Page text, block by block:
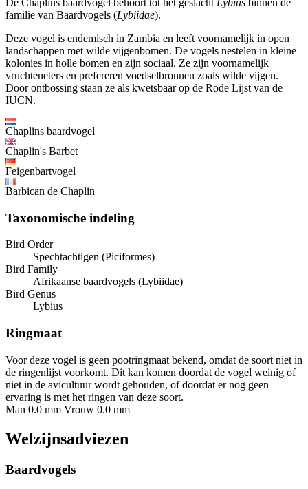
De Chaplins baardvogel behoort tot het geslacht Lybius binnen de
familie van Baardvogels (Lybiidae).
Deze vogel is endemisch in Zambia en leeft voornamelijk in open
landschappen met wilde vijgenbomen. De vogels nestelen in kleine
kolonies in holle bomen en zijn sociaal. Ze zijn voornamelijk
vruchteneters en prefereren voedselbronnen zoals wilde vijgen.
Door ontbossing staan ze als kwetsbaar op de Rode Lijst van de
IUCN.
Chaplins baardvogel
Chaplin's Barbet
Feigenbartvogel
Barbican de Chaplin
Taxonomische indeling
Bird Order
Spechtachtigen (Piciformes)
Bird Family
Afrikaanse baardvogels (Lybiidae)
Bird Genus
Lybius
Ringmaat
Voor deze vogel is geen pootringmaat bekend, omdat de soort niet in
de ringenlijst voorkomt. Dit kan komen doordat de vogel weinig of
niet in de avicultuur wordt gehouden, of doordat er nog geen
ervaring is met het ringen van deze soort.
Man 0.0 mm Vrouw 0.0 mm
Welzijnsadviezen
Baardvogels